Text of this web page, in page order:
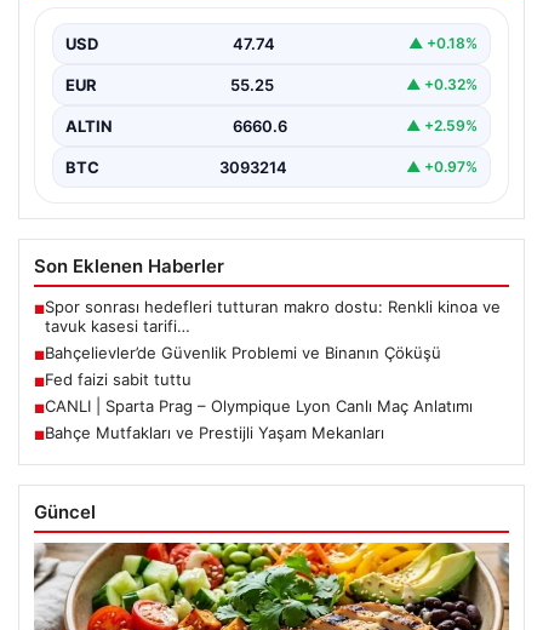
Mahallesi Taşova Sokak’ta korkutucu bir olay yaşandı.
Yaklaşık 38…
USD 47.74 ▲ +0.18%
EUR 55.25 ▲ +0.32%
ALTIN 6660.6 ▲ +2.59%
BTC 3093214 ▲ +0.97%
Son Eklenen Haberler
■Spor sonrası hedefleri tutturan makro dostu: Renkli kinoa ve
tavuk kasesi tarifi…
■Bahçelievler’de Güvenlik Problemi ve Binanın Çöküşü
■Fed faizi sabit tuttu
■CANLI | Sparta Prag – Olympique Lyon Canlı Maç Anlatımı
■Bahçe Mutfakları ve Prestijli Yaşam Mekanları
Güncel